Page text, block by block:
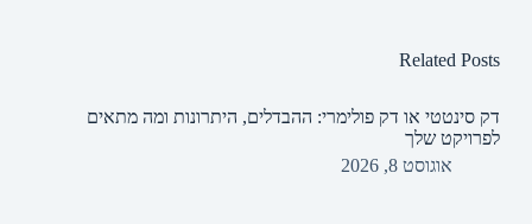
Related Posts
דק סינטטי או דק פולימרי: ההבדלים, היתרונות ומה מתאים
לפרויקט שלך
אוגוסט 8, 2026